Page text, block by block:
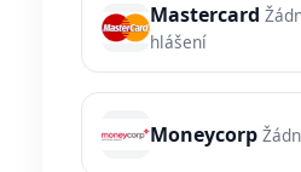
Mastercard
hlášení
Moneycorp